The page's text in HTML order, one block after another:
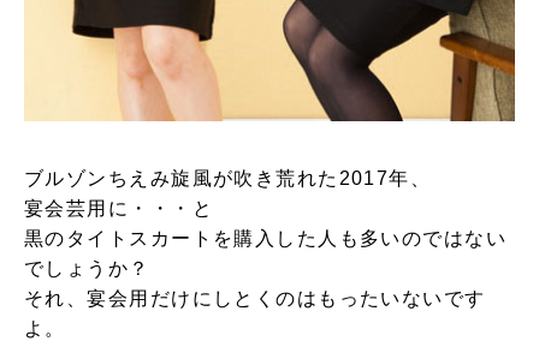
ブルゾンちえみ旋風が吹き荒れた2017年、
宴会芸用に・・・と
黒のタイトスカートを購入した人も多いのではない
でしょうか？
それ、宴会用だけにしとくのはもったいないです
よ。